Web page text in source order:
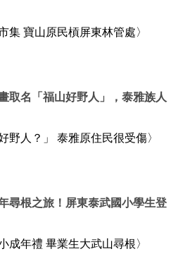
集 寶山原民槓屏東林管處〉
取名「福山好野人」，泰雅族人
野人？」 泰雅原住民很受傷〉
尋根之旅！屏東泰武國小學生登
成年禮 畢業生大武山尋根〉